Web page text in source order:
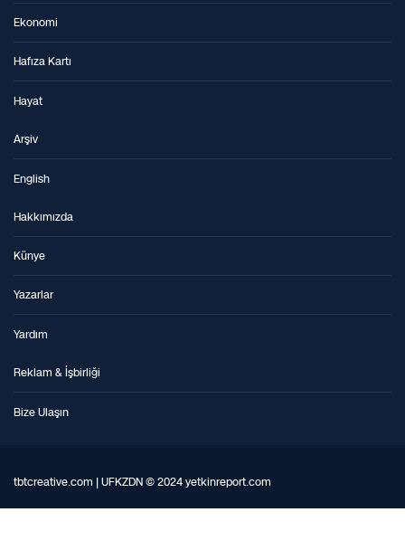
Ekonomi
Hafıza Kartı
Hayat
Arşiv
English
Hakkımızda
Künye
Yazarlar
Yardım
Reklam & İşbirliği
Bize Ulaşın
tbtcreative.com | UFKZDN © 2024 yetkinreport.com